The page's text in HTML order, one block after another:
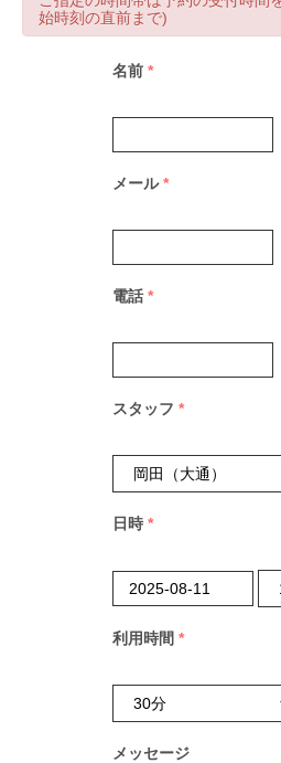
始時刻の直前まで)
名前 *
メール *
電話 *
スタッフ *
日時 *
利用時間 *
メッセージ